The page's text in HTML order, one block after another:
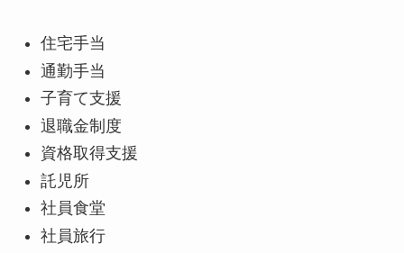
住宅手当
通勤手当
子育て支援
退職金制度
資格取得支援
託児所
社員食堂
社員旅行